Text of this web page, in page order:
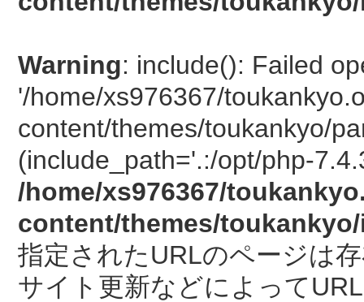
Warning: include(): Failed
'/home/xs976367/
content/themes/toukankyo/
(include_path='.:/opt/php-
/home/xs976367/
content/themes/
指定されたURLのページは
サイト更新などによって